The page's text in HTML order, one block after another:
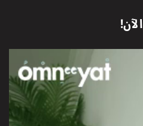
الآن!